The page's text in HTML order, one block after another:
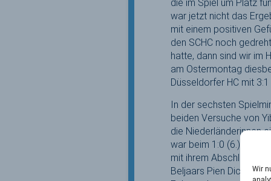
Wir
die im Spiel um Platz
war jetzt nicht das
mit einem positiven
den SCHC noch
hatte, dann sind wir im
am Ostermontag
Düsseldorfer HC mit
In der sechsten
beiden Versuche von
die Niederländerinnen
war beim 1:0 (6.)
mit ihrem Abschluss
Beljaars Pien Dicke